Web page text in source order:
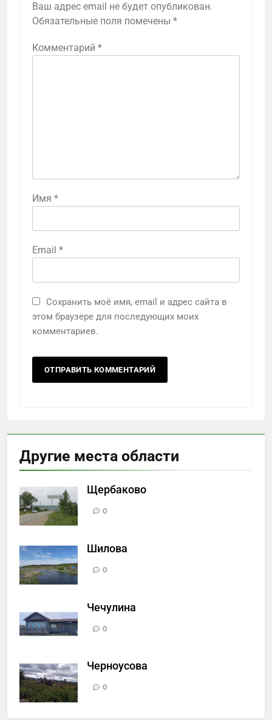
Ваш адрес email не будет опубликован.
Обязательные поля помечены *
Комментарий *
Имя *
Email *
Сохранить моё имя, email и адрес сайта в
этом браузере для последующих моих
комментариев.
Другие места области
Щербаково
0
Шилова
0
Чечулина
0
Черноусова
0